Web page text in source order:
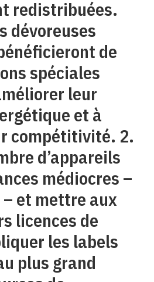
redistribuées.
dévoreuses
de
spéciales
leur
et à
compétitivité. 2.
d’appareils
médiocres –
– et mettre aux
licences de
les labels
plus grand